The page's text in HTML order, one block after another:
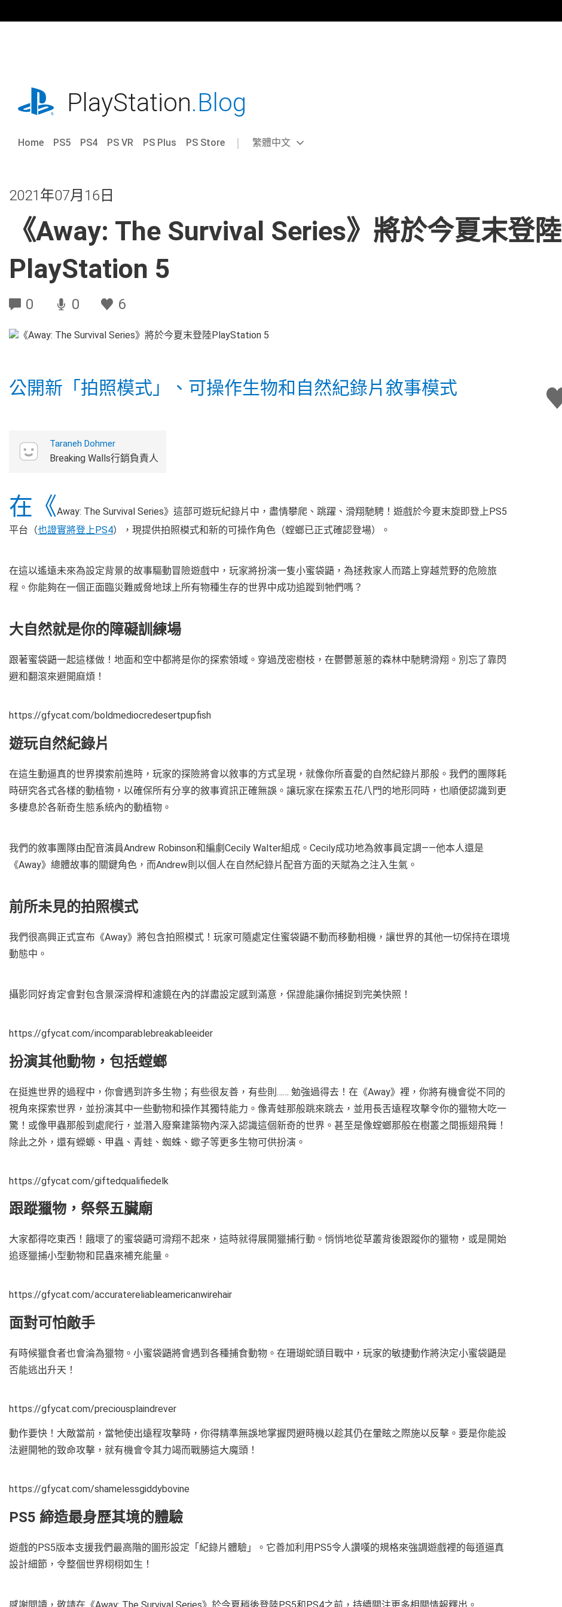
往
playstation.comPlayStation.Blog
Home PS5 PS4 PS VR PS Plus PS Store
Select
Current
繁體中文
2021年07月16日
《Away: The Survival Series》將於今夏末登陸
PlayStation 5
0 0 6
讚
公開新「拍照模式」、可操作生物和自然紀錄片敘事模式
Taraneh Dohmer
Breaking Walls行銷負責人
在《Away: The Survival Series》這部可遊玩紀錄片中，盡情攀爬、跳躍、滑翔馳騁！遊戲於今夏末旋即登上PS5
平台（也證實將登上PS4），現提供拍照模式和新的可操作角色（螳螂已正式確認登場）。
在這以遙遠未來為設定背景的故事驅動冒險遊戲中，玩家將扮演一隻小蜜袋鼯，為拯救家人而踏上穿越荒野的危險旅
程。你能夠在一個正面臨災難威脅地球上所有物種生存的世界中成功追蹤到牠們嗎？
大自然就是你的障礙訓練場
跟著蜜袋鼯一起這樣做！地面和空中都將是你的探索領域。穿過茂密樹枝，在鬱鬱蔥蔥的森林中馳騁滑翔。別忘了靠閃
避和翻滾來避開麻煩！
https://gfycat.com/boldmediocredesertpupfish
遊玩自然紀錄片
在這生動逼真的世界摸索前進時，玩家的探險將會以敘事的方式呈現，就像你所喜愛的自然紀錄片那般。我們的團隊耗
時研究各式各樣的動植物，以確保所有分享的敘事資訊正確無誤。讓玩家在探索五花八門的地形同時，也順便認識到更
多棲息於各新奇生態系統內的動植物。
我們的敘事團隊由配音演員Andrew Robinson和編劇Cecily Walter組成。Cecily成功地為敘事員定調——他本人還是
《Away》總體故事的關鍵角色，而Andrew則以個人在自然紀錄片配音方面的天賦為之注入生氣。
前所未見的拍照模式
我們很高興正式宣布《Away》將包含拍照模式！玩家可隨處定住蜜袋鼯不動而移動相機，讓世界的其他一切保持在環境
動態中。
攝影同好肯定會對包含景深滑桿和濾鏡在內的詳盡設定感到滿意，保證能讓你捕捉到完美快照！
https://gfycat.com/incomparablebreakableeider
扮演其他動物，包括螳螂
在挺進世界的過程中，你會遇到許多生物；有些很友善，有些則…… 勉強過得去！在《Away》裡，你將有機會從不同的
視角來探索世界，並扮演其中一些動物和操作其獨特能力。像青蛙那般跳來跳去，並用長舌遠程攻擊令你的獵物大吃一
驚！或像甲蟲那般到處爬行，並潛入廢棄建築物內深入認識這個新奇的世界。甚至是像螳螂那般在樹叢之間振翅飛舞！
除此之外，還有蠑螈、甲蟲、青蛙、蜘蛛、蠍子等更多生物可供扮演。
https://gfycat.com/giftedqualifiedelk
跟蹤獵物，祭祭五臟廟
大家都得吃東西！餓壞了的蜜袋鼯可滑翔不起來，這時就得展開獵捕行動。悄悄地從草叢背後跟蹤你的獵物，或是開始
追逐獵捕小型動物和昆蟲來補充能量。
https://gfycat.com/accuratereliableamericanwirehair
面對可怕敵手
有時候獵食者也會淪為獵物。小蜜袋鼯將會遇到各種捕食動物。在珊瑚蛇頭目戰中，玩家的敏捷動作將決定小蜜袋鼯是
否能逃出升天！
https://gfycat.com/preciousplaindrever
動作要快！大敵當前，當牠使出遠程攻擊時，你得精準無誤地掌握閃避時機以趁其仍在暈眩之際施以反擊。要是你能設
法避開牠的致命攻擊，就有機會令其力竭而戰勝這大魔頭！
https://gfycat.com/shamelessgiddybovine
PS5 締造最身歷其境的體驗
遊戲的PS5版本支援我們最高階的圖形設定「紀錄片體驗」。它善加利用PS5令人讚嘆的規格來強調遊戲裡的每道逼真
設計細節，令整個世界栩栩如生！